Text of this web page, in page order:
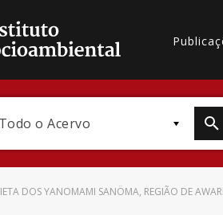
Todo o Acervo
DOS YANOMAMI SANÖMA, REGIÃO DE